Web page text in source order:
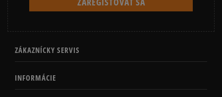
ZÁKAZNÍCKY SERVIS
INFORMÁCIE